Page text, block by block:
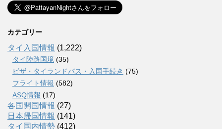
カテゴリー
タイ入国情報 (1,222)
タイ陸路国境 (35)
ビザ・タイランドパス・入国手続き (75)
フライト情報 (582)
ASQ情報 (17)
各国開国情報 (27)
日本帰国情報 (141)
タイ国内情勢 (412)